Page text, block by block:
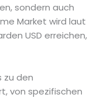
sondern auch
Market wird laut
USD erreichen,
zu den
von spezifischen